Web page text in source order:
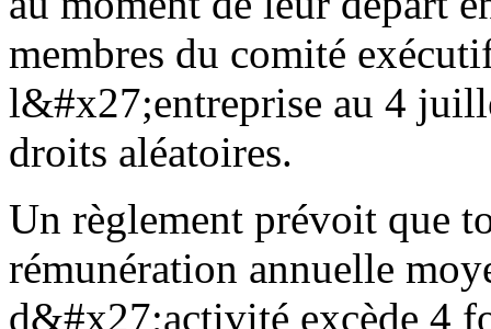
membres du comité
l&#x27;entreprise au 4
droits aléatoires.
Un règlement prévoit que
rémunération annuelle
d&#x27;activité excède 4